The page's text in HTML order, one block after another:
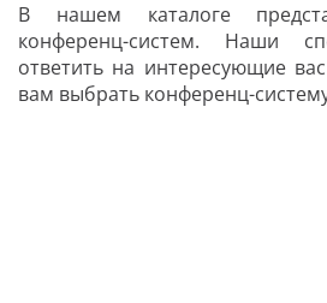
В нашем каталоге
конференц-систем. Наши
ответить на интересующие
вам выбрать конференц-